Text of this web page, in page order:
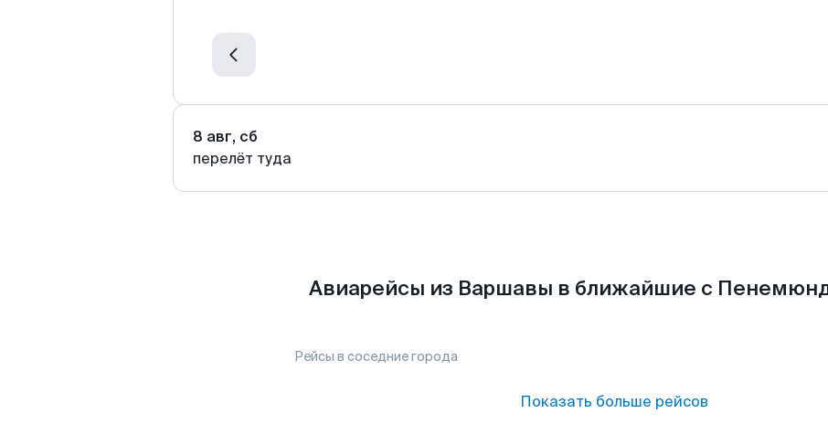
8 авг, сб
перелёт туда
Авиарейсы из Варшавы в ближайшие с
Рейсы в соседние города
Показать больше рейсов